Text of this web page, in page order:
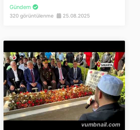
Gündem
320 görüntülenme 25.08.2025